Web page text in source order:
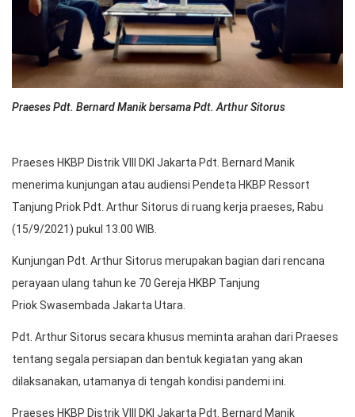
Praeses Pdt. Bernard Manik bersama Pdt. Arthur Sitorus
Praeses HKBP Distrik VIII DKI Jakarta Pdt. Bernard Manik
menerima kunjungan atau audiensi Pendeta HKBP Ressort
Tanjung Priok Pdt. Arthur Sitorus di ruang kerja praeses, Rabu
(15/9/2021) pukul 13.00 WIB.
Kunjungan Pdt. Arthur Sitorus merupakan bagian dari rencana
perayaan ulang tahun ke 70 Gereja HKBP Tanjung
Priok Swasembada Jakarta Utara.
Pdt. Arthur Sitorus secara khusus meminta arahan dari Praeses
tentang segala persiapan dan bentuk kegiatan yang akan
dilaksanakan, utamanya di tengah kondisi pandemi ini.
Praeses HKBP Distrik VIII DKI Jakarta Pdt. Bernard Manik